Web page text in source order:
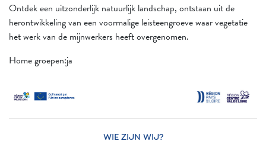
Ontdek een uitzonderlijk natuurlijk landschap, ontstaan uit de
herontwikkeling van een voormalige leisteengroeve waar vegetatie
het werk van de mijnwerkers heeft overgenomen.
Home groepen:ja
WIE ZIJN WIJ?